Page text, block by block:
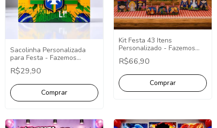
Sacolinha Personalizada
para Festa - Fazemos
Qualquer Tema -
Lembrancinhas
R$29,90
Kit Festa 43 Itens
Personalizado - Fazemos
Qualquer Tema - Decoração
Personalizada
R$66,90